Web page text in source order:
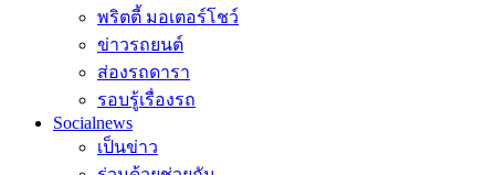
พริตตี้ มอเตอร์โชว์
ข่าวรถยนต์
ส่องรถดารา
รอบรู้เรื่องรถ
Socialnews
เป็นข่าว